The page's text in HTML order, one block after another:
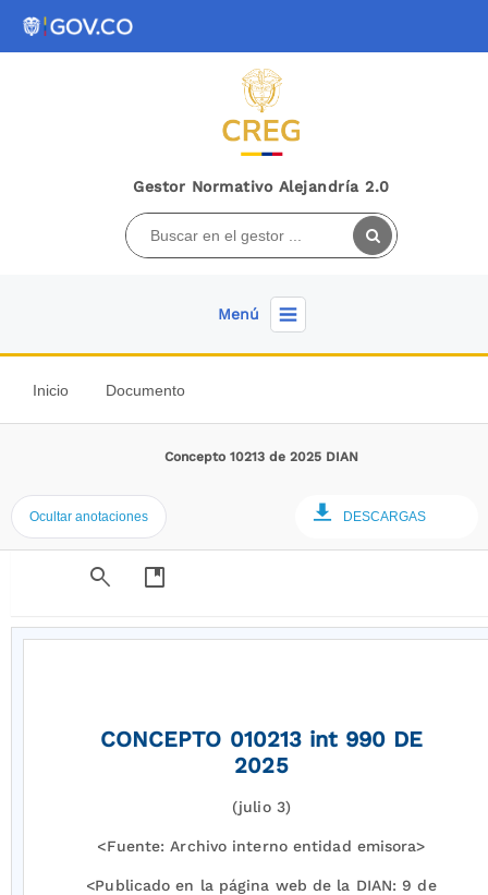
Gestor Normativo Alejandría 2.0
Menú
Inicio Documento
Concepto 10213 de 2025 DIAN
Ocultar anotaciones DESCARGAS
search developer_guide
CONCEPTO 010213 int 990 DE
2025
(julio 3)
<Fuente: Archivo interno entidad emisora>
<Publicado en la página web de la DIAN: 9 de